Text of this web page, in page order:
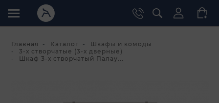
Главная Каталог
Шкафы и комоды
3-х створчатые (3-х дверные)
Шкаф 3-х створчатый Палау...